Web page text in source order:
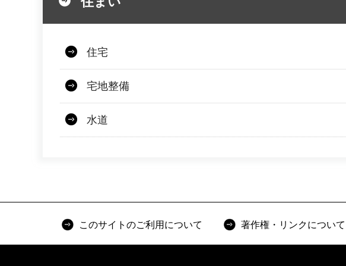
住宅
宅地整備
水道
このサイトのご利用について 著作権・リンクについて